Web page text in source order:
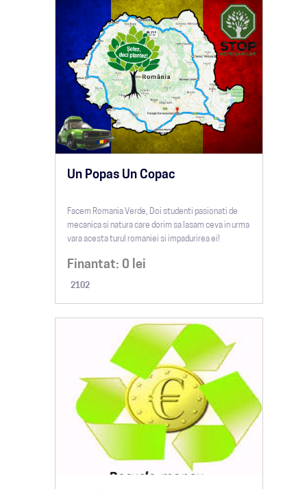
Un Popas Un Copac
Facem Romania Verde, Doi studenti pasionati de
mecanica si natura care dorim sa lasam ceva in urma
vara acesta turul romaniei si impadurirea ei!
Finantat: 0 lei
2102